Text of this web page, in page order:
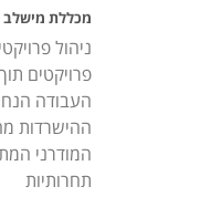
גם נחתמים החוזים
המעשית בשטח.
ביצוע – שלב המתרחש
ובו נבראים בפועל
החלק המעשי והיקר
ומושקעים רוב
מכללת מישלב
ניהול
פרויקטים
העבודה
ההישרדות
המודרני
תחרותיות